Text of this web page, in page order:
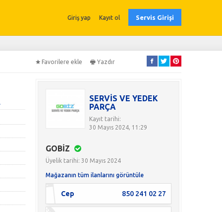
Giriş yap Kayıt ol Servis Girişi
Favorilere ekle Yazdır
SERVİS VE YEDEK
PARÇA
Kayıt tarihi:
30 Mayıs 2024, 11:29
GOBİZ
Üyelik tarihi: 30 Mayıs 2024
Mağazanın tüm ilanlarını görüntüle
Cep 850 241 02 27